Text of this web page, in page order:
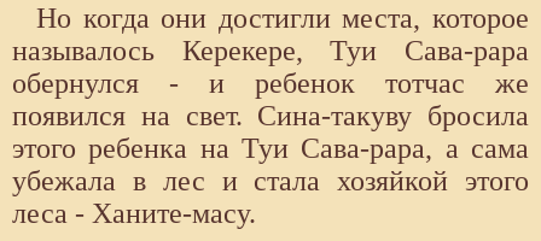
Но когда они достигли места, которое
называлось Керекере, Туи Сава-рара
обернулся - и ребенок тотчас же
появился на свет. Сина-такуву бросила
этого ребенка на Туи Сава-рара, а сама
убежала в лес и стала хозяйкой этого
леса - Ханите-масу.